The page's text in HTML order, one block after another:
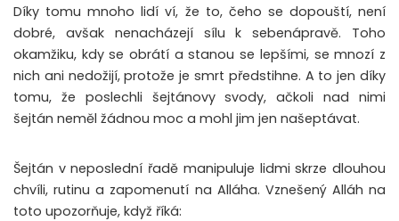
Díky tomu mnoho lidí ví, že to, čeho se dopouští, není
dobré, avšak nenacházejí sílu k sebenápravě. Toho
okamžiku, kdy se obrátí a stanou se lepšími, se mnozí z
nich ani nedožijí, protože je smrt předstihne. A to jen díky
tomu, že poslechli šejtánovy svody, ačkoli nad nimi
šejtán neměl žádnou moc a mohl jim jen našeptávat.
Šejtán v neposlední řadě manipuluje lidmi skrze dlouhou
chvíli, rutinu a zapomenutí na Alláha. Vznešený Alláh na
toto upozorňuje, když říká: